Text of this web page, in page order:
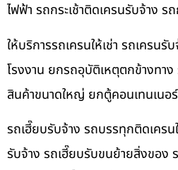
ไฟฟ้า รถกระเช้าติดเครนรับจ้าง ร
ให้บริการรถเครนให้เช่า รถเครน
โรงงาน ยกรถอุบัติเหตุตกข้างทา
สินค้าขนาดใหญ่ ยกตู้คอนเทนเนอร์
รถเฮี๊ยบรับจ้าง รถบรรทุกติดเครน
รับจ้าง รถเฮี๊ยบรับขนย้ายสิ่งขอ